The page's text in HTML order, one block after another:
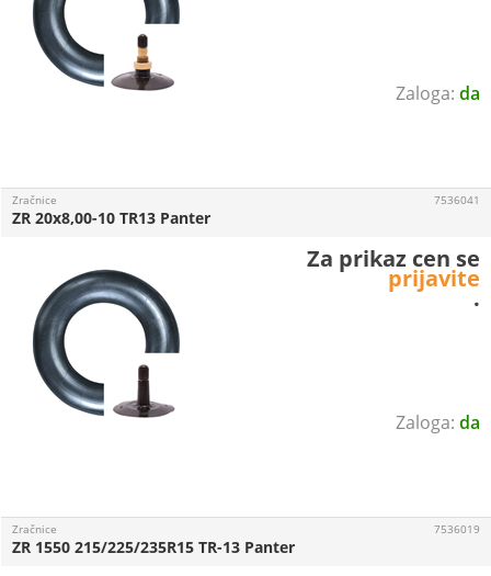
da
da
Zračnice
ZR 20x8,00-10 TR13 Panter
7536041
Za prikaz cen se
prijavite
.
Zračnice
ZR 1550 215/225/235R15 TR-13 Panter
7536019